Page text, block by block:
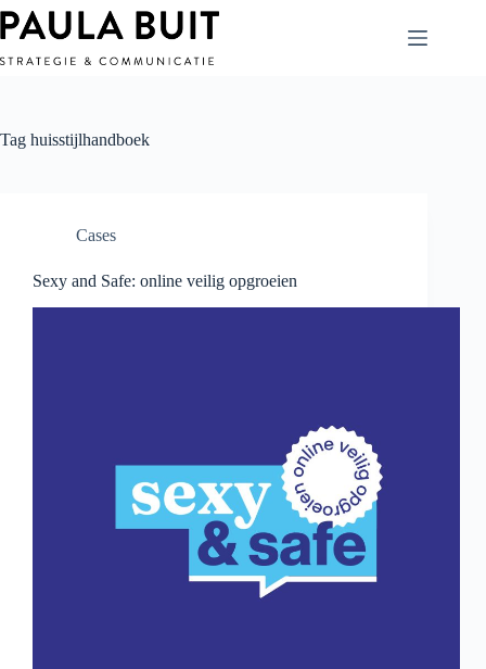
Ga
naar
inhoud
Tag huisstijlhandboek
Cases
Sexy and Safe: online veilig opgroeien